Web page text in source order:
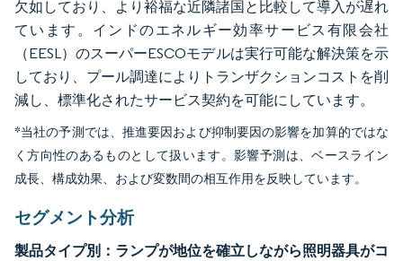
欠如しており、より裕福な近隣諸国と比較して導入が遅れ
ています。インドのエネルギー効率サービス有限会社
（EESL）のスーパーESCOモデルは実行可能な解決策を示
しており、プール調達によりトランザクションコストを削
減し、標準化されたサービス契約を可能にしています。
*当社の予測では、推進要因および抑制要因の影響を加算的ではな
く方向性のあるものとして扱います。影響予測は、ベースライン
成長、構成効果、および変数間の相互作用を反映しています。
セグメント分析
製品タイプ別：ランプが地位を確立しながら照明器具がコ